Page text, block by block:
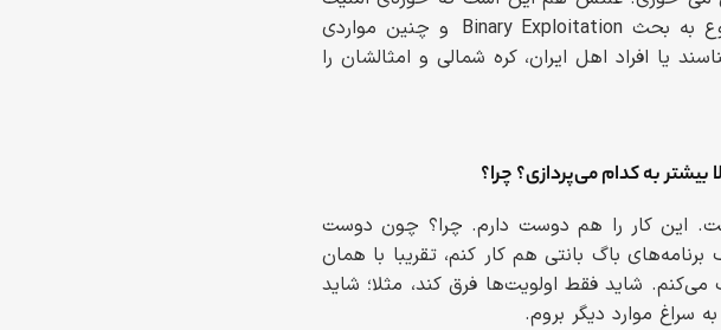
سایبری، حوزه ای بسیار خاص و تاحدی خطرناک است. وقتی موضوع به بحث ‌Binary Exploitation و چنین مواردی
یا افراد اهل ایران، کره شمالی و امثالشان را
به کدام می‌پردازی؟ چرا؟
تست نفوذ است. این کار را هم دوست دارم. چرا؟ چون دوست
باگ بانتی هم کار کنم، تقریبا با همان
شاید فقط اولویت‌ها فرق کند، مثلا؛ شاید